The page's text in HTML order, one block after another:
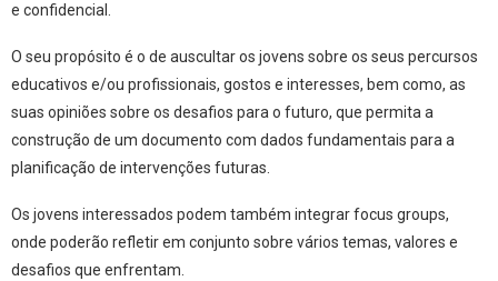
e confidencial.
O seu propósito é o de auscultar os jovens sobre os seus percursos
educativos e/ou profissionais, gostos e interesses, bem como, as
suas opiniões sobre os desafios para o futuro, que permita a
construção de um documento com dados fundamentais para a
planificação de intervenções futuras.
Os jovens interessados podem também integrar focus groups,
onde poderão refletir em conjunto sobre vários temas, valores e
desafios que enfrentam.